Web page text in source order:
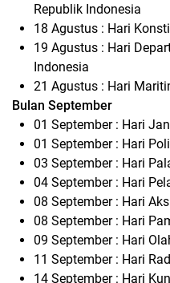
Republik Indonesia
18 Agustus : Hari
19 Agustus : Hari
Indonesia
21 Agustus : Hari
Bulan September
01 September : Hari
01 September : Hari
03 September : Hari
04 September : Hari
08 September : Hari
08 September : Hari
09 September : Hari
11 September : Hari
14 September : Hari